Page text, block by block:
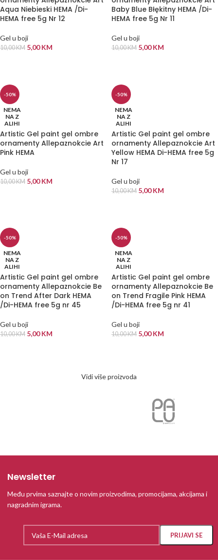
Aqua Niebieski HEMA /Di-
HEMA free 5g Nr 12
Gel u boji
10,00KM 5,00KM
Baby Blue Błękitny HEMA /Di-
HEMA free 5g Nr 11
Gel u boji
10,00KM 5,00KM
-50%
NEMA
NA Z
ALIHI
Artistic Gel paint gel ombre
ornamenty Allepaznokcie Art
Pink HEMA
Gel u boji
10,00KM 5,00KM
-50%
NEMA
NA Z
ALIHI
Artistic Gel paint gel ombre
ornamenty Allepaznokcie Art
Yellow HEMA Di-HEMA free 5g
Nr 17
Gel u boji
10,00KM 5,00KM
-50%
NEMA
NA Z
ALIHI
Artistic Gel paint gel ombre
ornamenty Allepaznokcie Be
on Trend After Dark HEMA
/Di-HEMA free 5g nr 45
Gel u boji
10,00KM 5,00KM
-50%
NEMA
NA Z
ALIHI
Artistic Gel paint gel ombre
ornamenty Allepaznokcie Be
on Trend Fragile Pink HEMA
/Di-HEMA free 5g nr 41
Gel u boji
10,00KM 5,00KM
Vidi više proizvoda
Newsletter
Među prvima saznajte o novim proizvodima, promocijama, akcijama i
nagradnim igrama.